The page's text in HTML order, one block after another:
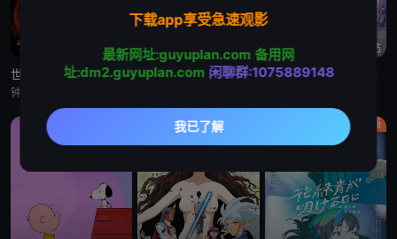
HD
世外 骷髅13 女王蜂
已完结
动画
下载app享受急速观影
最新网址:guyuplan.com 备用网
址:dm2.guyuplan.com 闲聊群:1075889148